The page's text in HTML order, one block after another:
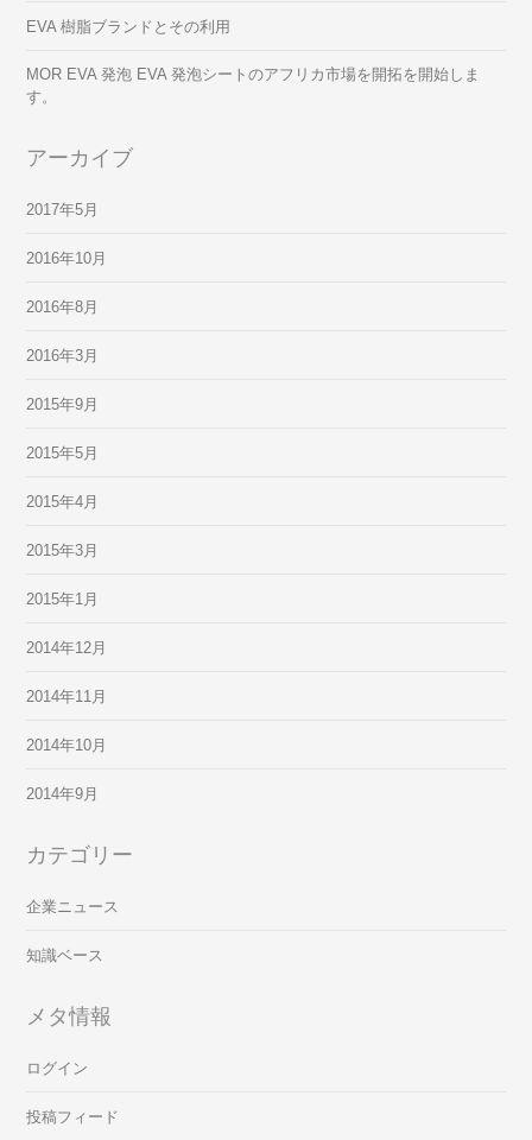
EVA 樹脂ブランドとその利用
MOR EVA 発泡 EVA 発泡シートのアフリカ市場を開拓を開始しま
す。
アーカイブ
2017年5月
2016年10月
2016年8月
2016年3月
2015年9月
2015年5月
2015年4月
2015年3月
2015年1月
2014年12月
2014年11月
2014年10月
2014年9月
カテゴリー
企業ニュース
知識ベース
メタ情報
ログイン
投稿フィード